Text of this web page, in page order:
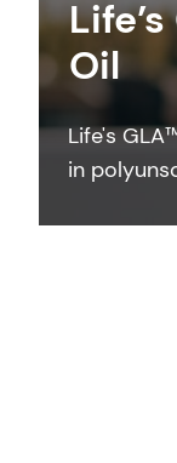
Oil
Life's
in
high